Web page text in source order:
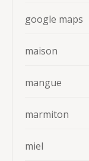
google maps
maison
mangue
marmiton
miel